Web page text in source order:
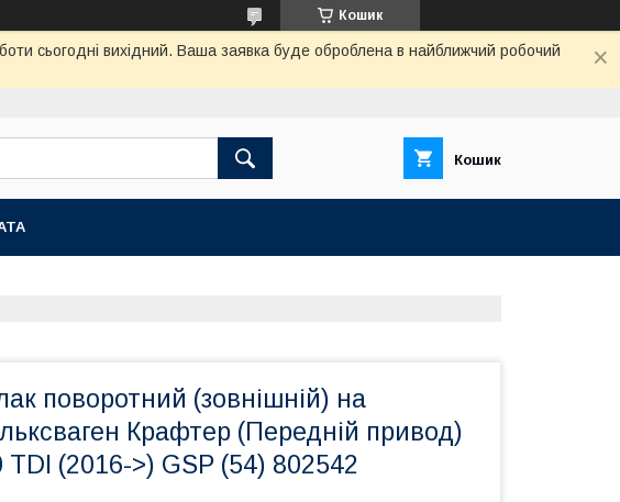
Кошик
сьогодні вихідний. Ваша заявка буде оброблена в найближчий робочий
Кошик
поворотний (зовнішній) на
Крафтер (Передній привод)
TDI (2016->) GSP (54) 802542